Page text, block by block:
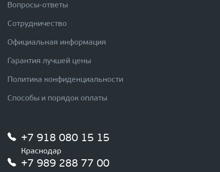
Вопросы-ответы
Сотрудничество
Официальная информация
Гарантия лучшей цены
Политика конфиденциальности
Способы и порядок оплаты
+7 918 080 15 15
Краснодар
+7 989 288 77 00